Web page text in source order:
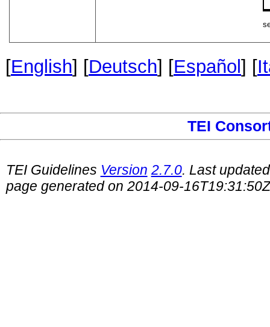
[English] [Deutsch] [Español ] [
TEI
TEI Guidelines Version 2.7.0. Last
page generated on 2014-09-16T19:31:50Z